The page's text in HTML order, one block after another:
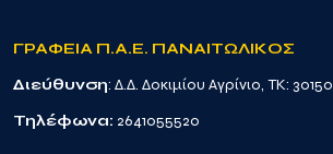
ΓΡΑΦΕΙΑ Π.Α.Ε. ΠΑΝΑΙΤΩΛΙΚΟΣ
Διεύθυνση: Δ.Δ. Δοκιμίου Αγρίνιο, TK: 30150
Τηλέφωνα: 2641055520